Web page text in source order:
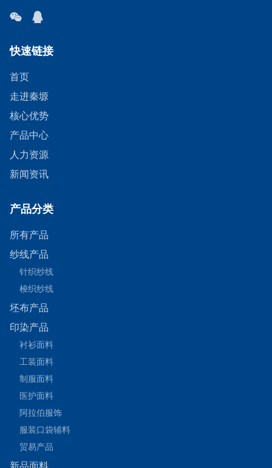
快速链接
首页
走进秦塬
核心优势
产品中心
人力资源
新闻资讯
产品分类
所有产品
纱线产品
针织纱线
梭织纱线
坯布产品
印染产品
衬衫面料
工装面料
制服面料
医护面料
阿拉伯服饰
服装口袋辅料
贸易产品